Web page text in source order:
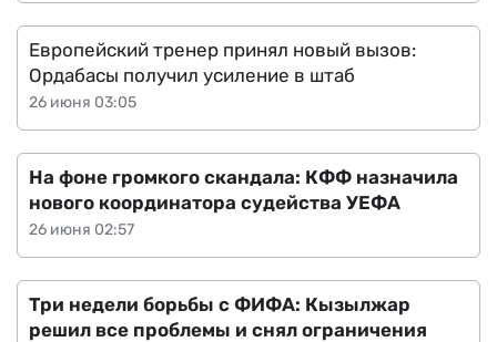
26 июня 03:05
Европейский тренер принял новый вызов:
Ордабасы получил усиление в штаб
26 июня 02:57
На фоне громкого скандала: КФФ назначила
нового координатора судейства УЕФА
Три недели борьбы с ФИФА: Кызылжар
решил все проблемы и снял ограничения